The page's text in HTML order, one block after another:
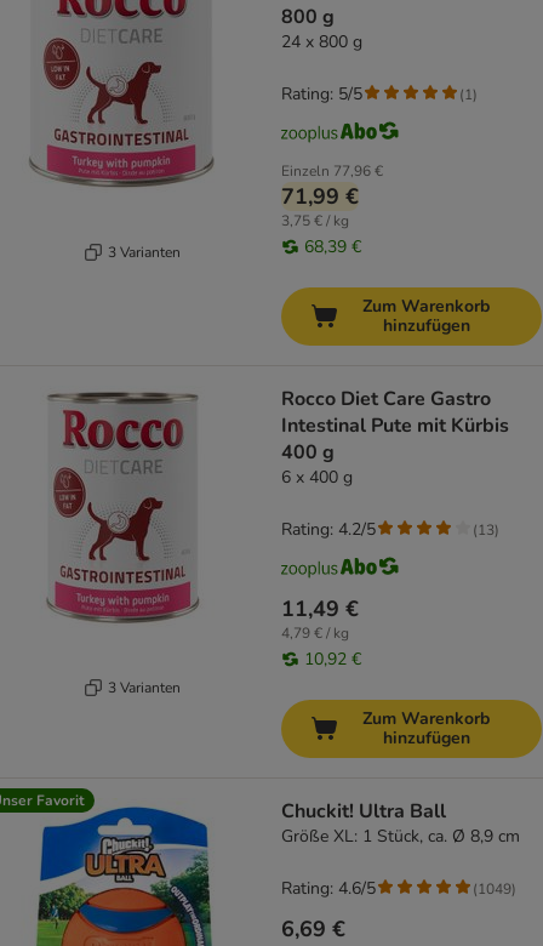
3 Varianten
800 g
24 x 800 g
Einzeln 77,96 €
71,99 €
3,75 € / kg
68,39 €
Rating: 5/5 (1)
Zum Warenkorb
hinzufügen
3 Varianten
Rocco Diet Care Gastro
Intestinal Pute mit Kürbis
400 g
6 x 400 g
11,49 €
4,79 € / kg
10,92 €
Rating: 4.2/5 (13)
Zum Warenkorb
hinzufügen
Favorit Chuckit! Ultra Ball
Größe XL: 1 Stück, ca. Ø 8,9 cm
6,69 €
Rating: 4.6/5 (1049)